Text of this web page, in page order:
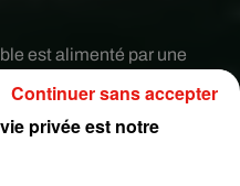
est alimenté par une
sert à arroser certains
les rues et faire
privée est notre
Continuer sans accepter